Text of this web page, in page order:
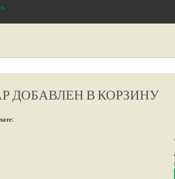
ДОБАВЛЕН В КОРЗИНУ